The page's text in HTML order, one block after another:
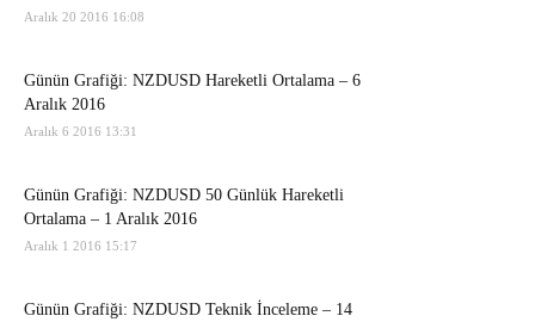
Aralık 20 2016 16:08
Günün Grafiği: NZDUSD Hareketli Ortalama – 6
Aralık 2016
Aralık 6 2016 13:31
Günün Grafiği: NZDUSD 50 Günlük Hareketli
Ortalama – 1 Aralık 2016
Aralık 1 2016 15:17
Günün Grafiği: NZDUSD Teknik İnceleme – 14